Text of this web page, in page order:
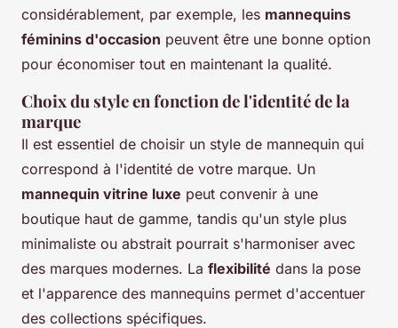
considérablement, par exemple, les mannequins
féminins d'occasion peuvent être une bonne option
pour économiser tout en maintenant la qualité.
Choix du style en fonction de l'identité de la
marque
Il est essentiel de choisir un style de mannequin qui
correspond à l'identité de votre marque. Un
mannequin vitrine luxe peut convenir à une
boutique haut de gamme, tandis qu'un style plus
minimaliste ou abstrait pourrait s'harmoniser avec
des marques modernes. La flexibilité dans la pose
et l'apparence des mannequins permet d'accentuer
des collections spécifiques.